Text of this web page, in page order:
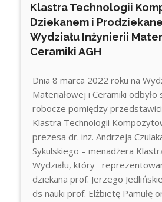
Klastra Technologii
Dziekanem i
Wydziału Inżynierii
Ceramiki AGH
Dnia 8 marca 2022 roku na
Materiałowej i Ceramiki odbyło
robocze pomiędzy
Klastra Technologii
prezesa dr. inż. Andrzeja
Sykulskiego – menadżera
Wydziału, który
dziekana prof. Jerzego
ds nauki prof. Elżbietę Pamułę